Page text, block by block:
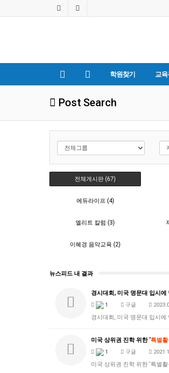
학원찾기 교
Post Search
전체게시판 (67)
에듀라이프 (4)
엘리트 칼럼 (3)
이혜경 음악교육 (2)
뉴스피드 내 결과
경시대회, 미국 명문대 입시에
1 구글
경시대회, 미국 명문대 입시
미국 상위권 진학 위한 '특별
1 구글
미국 상위권 진학 위한 '특별